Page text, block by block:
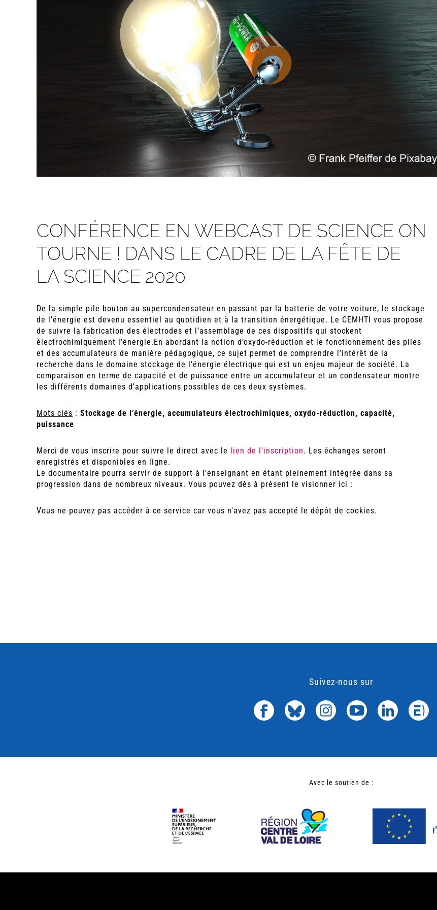
CONFÉRENCE EN WEBCAST DE SCIENCE ON
TOURNE ! DANS LE CADRE DE LA FÊTE DE
LA SCIENCE 2020
De la simple pile bouton au supercondensateur en passant par la batterie de votre voiture, le stockage
de l’énergie est devenu essentiel au quotidien et à la transition énergétique. Le CEMHTI vous propose
de suivre la fabrication des électrodes et l’assemblage de ces dispositifs qui stockent
électrochimiquement l’énergie.En abordant la notion d’oxydo-réduction et le fonctionnement des piles
et des accumulateurs de manière pédagogique, ce sujet permet de comprendre l’intérêt de la
recherche dans le domaine stockage de l’énergie électrique qui est un enjeu majeur de société. La
comparaison en terme de capacité et de puissance entre un accumulateur et un condensateur montre
les différents domaines d’applications possibles de ces deux systèmes.
Mots clés : Stockage de l’énergie, accumulateurs électrochimiques, oxydo-réduction, capacité,
puissance
Merci de vous inscrire pour suivre le direct avec le lien de l'inscription. Les échanges seront
enregistrés et disponibles en ligne.
Le documentaire pourra servir de support à l’enseignant en étant pleinement intégrée dans sa
progression dans de nombreux niveaux. Vous pouvez dès à présent le visionner ici :
Vous ne pouvez pas accéder à ce service car vous n'avez pas accepté le dépôt de cookies.
Suivez-nous sur
Avec le soutien de :